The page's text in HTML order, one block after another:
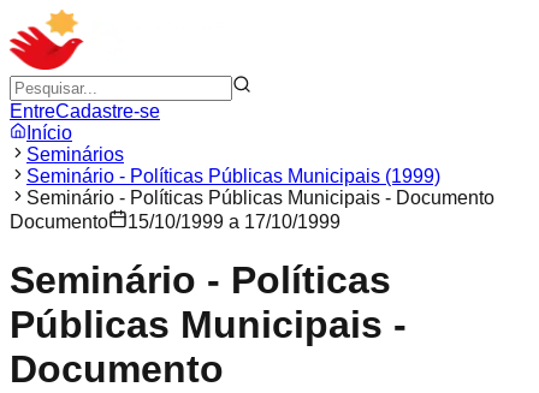
EntreCadastre-se
Início
Seminários
Seminário - Políticas Públicas Municipais (1999)
Seminário - Políticas Públicas Municipais - Documento
Documento
15/10/1999 a 17/10/1999
Seminário - Políticas
Públicas Municipais -
Documento